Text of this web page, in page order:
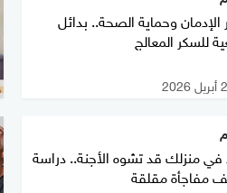
وحماية الصحة.. بدائل
للسكر المعالج
في منزلك قد تشوه الأجنة.. دراسة
مفاجأة مقلقة